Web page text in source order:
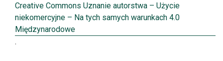
Creative Commons Uznanie autorstwa – Użycie
niekomercyjne – Na tych samych warunkach 4.0
Międzynarodowe
.